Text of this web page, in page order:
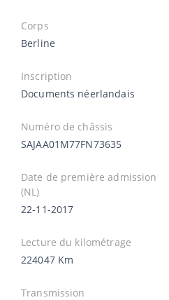
Corps
Berline
Inscription
Documents néerlandais
Numéro de châssis
SAJAA01M77FN73635
Date de première admission
(NL)
22-11-2017
Lecture du kilométrage
224047 Km
Transmission